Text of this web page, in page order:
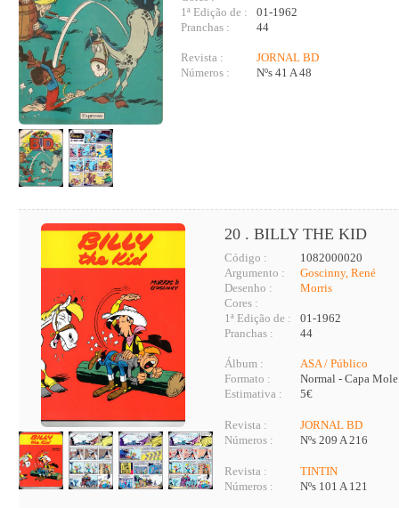
1ª Edição de :
01-1962
Pranchas :
44
Revista :
JORNAL BD
Números :
Nºs 41 A 48
20 . BILLY THE KID
Código :
1082000020
Argumento :
Goscinny, René
Desenho :
Morris
Cores :
1ª Edição de :
01-1962
Pranchas :
44
Álbum :
ASA / Público
Formato :
Normal - Capa Mole
Estimativa :
5€
Revista :
JORNAL BD
Números :
Nºs 209 A 216
Revista :
TINTIN
Números :
Nºs 101 A 121